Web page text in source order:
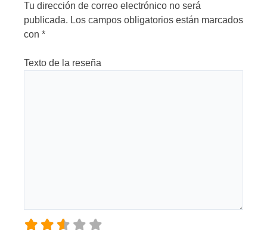
Tu dirección de correo electrónico no será
publicada. Los campos obligatorios están marcados
con *
Texto de la reseña